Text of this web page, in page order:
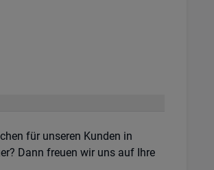
für unseren Kunden in
Dann freuen wir uns auf Ihre